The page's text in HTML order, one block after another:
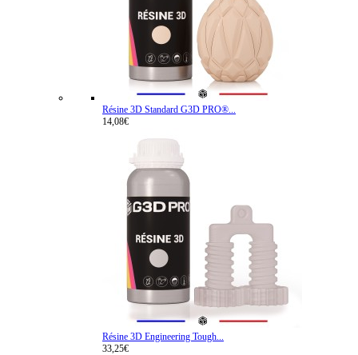
Résine 3D Standard G3D PRO®...
14,08€
Résine 3D Engineering Tough...
33,25€